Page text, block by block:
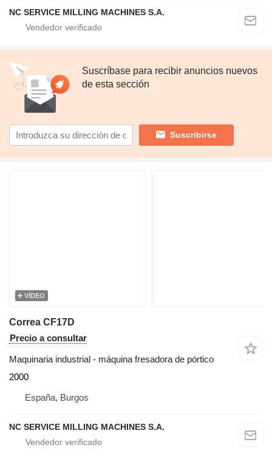
NC SERVICE MILLING MACHINES S.A.
Suscríbase para recibir anuncios nuevos
de esta sección
Suscribirse
VÍDEO
Correa CF17D
Precio a consultar
Maquinaria industrial - máquina fresadora de pórtico
2000
España, Burgos
NC SERVICE MILLING MACHINES S.A.